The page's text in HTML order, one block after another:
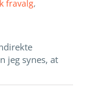
fravalg,
jeg synes, at